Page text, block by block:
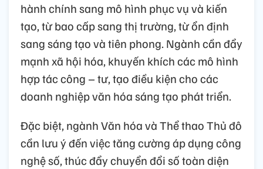
hành chính sang mô hình phục vụ và kiến
tạo, từ bao cấp sang thị trường, từ ổn định
sang sáng tạo và tiên phong. Ngành cần đẩy
mạnh xã hội hóa, khuyến khích các mô hình
hợp tác công – tư, tạo điều kiện cho các
doanh nghiệp văn hóa sáng tạo phát triển.
Đặc biệt, ngành Văn hóa và Thể thao Thủ đô
cần lưu ý đến việc tăng cường áp dụng công
nghệ số, thúc đẩy chuyển đổi số toàn diện